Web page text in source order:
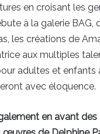
en croisant les
à la galerie BAG,
les créations de
aux multiples
adultes et enfants
avec éloquence.
en avant des